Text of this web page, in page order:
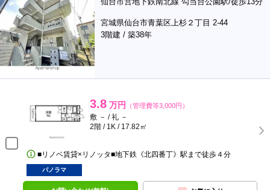
宮城県仙台市青葉区上杉２丁目 2-44
3階建 / 築38年
3.8 万円 （管理費等3,000円）
敷 － / 礼 －
2階 / 1K / 17.82㎡
■リノベ賃貸×リノッタ■地下鉄《北四番丁》駅まで徒歩４分
パノラマ